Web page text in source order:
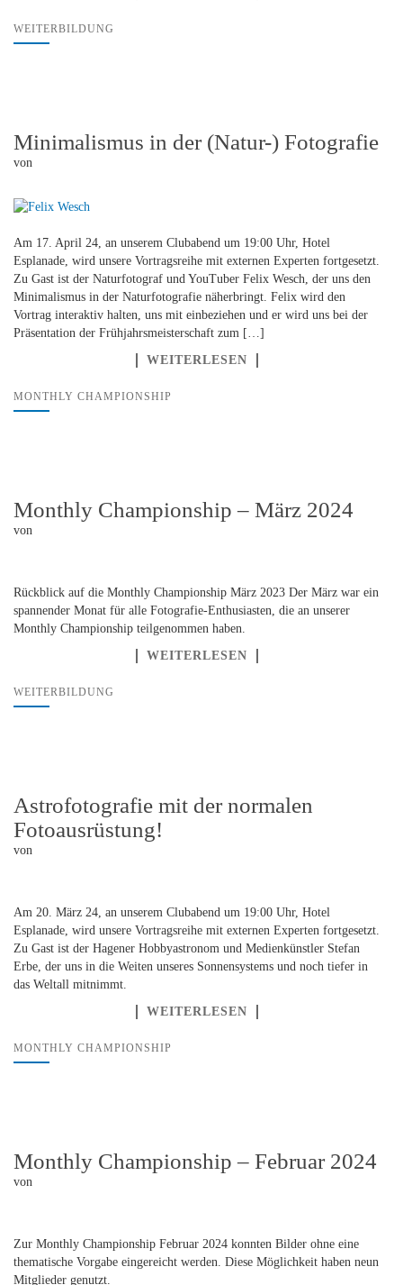
WEITERBILDUNG
Minimalismus in der (Natur-) Fotografie
von
Am 17. April 24, an unserem Clubabend um 19:00 Uhr, Hotel
Esplanade, wird unsere Vortragsreihe mit externen Experten fortgesetzt.
Zu Gast ist der Naturfotograf und YouTuber Felix Wesch, der uns den
Minimalismus in der Naturfotografie näherbringt. Felix wird den
Vortrag interaktiv halten, uns mit einbeziehen und er wird uns bei der
Präsentation der Frühjahrsmeisterschaft zum […]
WEITERLESEN
MONTHLY CHAMPIONSHIP
Monthly Championship – März 2024
von
Rückblick auf die Monthly Championship März 2023 Der März war ein
spannender Monat für alle Fotografie-Enthusiasten, die an unserer
Monthly Championship teilgenommen haben.
WEITERLESEN
WEITERBILDUNG
Astrofotografie mit der normalen
Fotoausrüstung!
von
Am 20. März 24, an unserem Clubabend um 19:00 Uhr, Hotel
Esplanade, wird unsere Vortragsreihe mit externen Experten fortgesetzt.
Zu Gast ist der Hagener Hobbyastronom und Medienkünstler Stefan
Erbe, der uns in die Weiten unseres Sonnensystems und noch tiefer in
das Weltall mitnimmt.
WEITERLESEN
MONTHLY CHAMPIONSHIP
Monthly Championship – Februar 2024
von
Zur Monthly Championship Februar 2024 konnten Bilder ohne eine
thematische Vorgabe eingereicht werden. Diese Möglichkeit haben neun
Mitglieder genutzt.